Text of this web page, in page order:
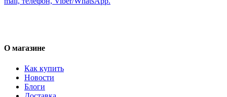
О магазине
Как купить
Новости
Блоги